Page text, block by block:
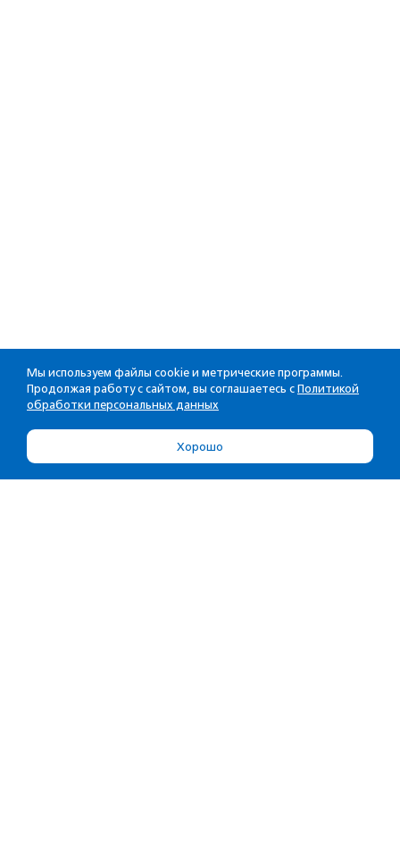
Мы используем файлы cookie и метрические программы.
Продолжая работу с сайтом, вы соглашаетесь с Политикой
обработки персональных данных
Хорошо